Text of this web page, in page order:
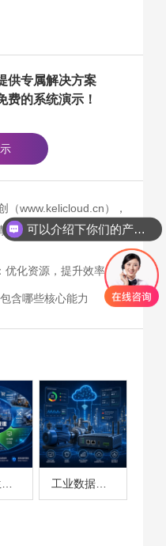
供专属解决方案
费的系统演示！
（www.kelicloud.cn），
主动联系我们。
优化资源，提升效率
含哪些核心能力
设备全生命周期管理案例 工业数据采集与设备监控案例
可以介绍下你们的产品么